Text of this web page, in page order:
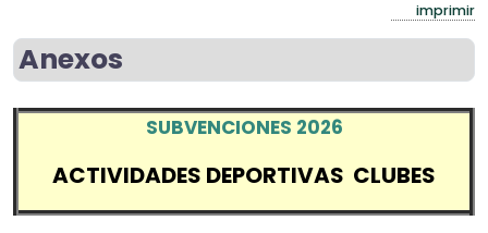
imprimir
Anexos
SUBVENCIONES 2026
ACTIVIDADES DEPORTIVAS CLUBES